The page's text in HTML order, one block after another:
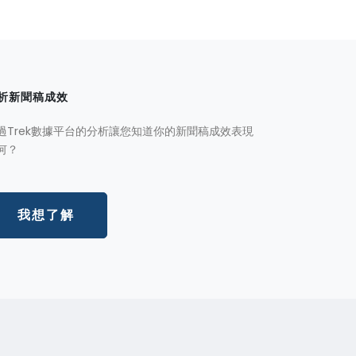
新聞稿成效
Trek數據平台的分析讓您知道你的新聞稿成效表現
？
我想了解